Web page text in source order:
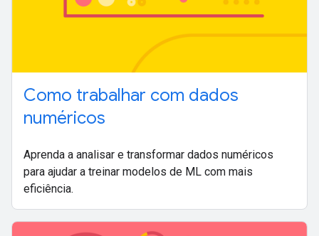
Como trabalhar com dados
numéricos
Aprenda a analisar e transformar dados numéricos
para ajudar a treinar modelos de ML com mais
eficiência.